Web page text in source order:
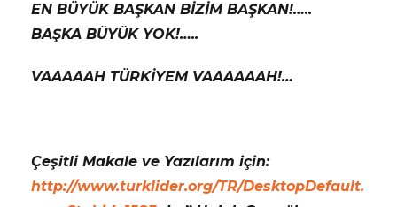
EN BÜYÜK BAŞKAN BİZİM BAŞKAN!…..
BAŞKA BÜYÜK YOK!…..
VAAAAAH TÜRKİYEM VAAAAAAH!…
Çeşitli Makale ve Yazılarım için:
http://www.turklider.org/TR/DesktopDefault.